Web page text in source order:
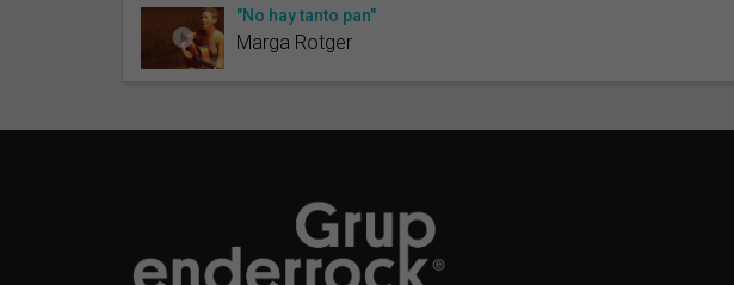
"No hay tanto pan"
Marga Rotger